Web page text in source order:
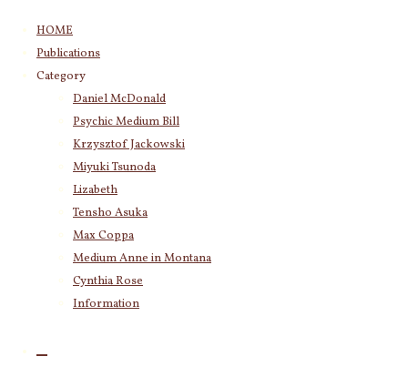
HOME
Publications
Category
Daniel McDonald
Psychic Medium Bill
Krzysztof Jackowski
Miyuki Tsunoda
Lizabeth
Tensho Asuka
Max Coppa
Medium Anne in Montana
Cynthia Rose
Information
Daniel McDonald (243)
Psychic Medium Bill
Katherine
Krzysztof Jackowski
Miyuki Tsunoda(2,918)
Lizabeth(255)
Tensho Asuka(3,027)
Amanda Coppa(210)
Max Coppa(403)